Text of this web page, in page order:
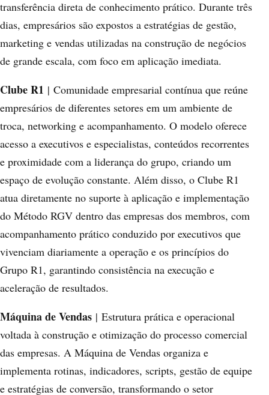
transferência direta de conhecimento prático. Durante três
dias, empresários são expostos a estratégias de gestão,
marketing e vendas utilizadas na construção de negócios
de grande escala, com foco em aplicação imediata.
Clube R1 | Comunidade empresarial contínua que reúne
empresários de diferentes setores em um ambiente de
troca, networking e acompanhamento. O modelo oferece
acesso a executivos e especialistas, conteúdos recorrentes
e proximidade com a liderança do grupo, criando um
espaço de evolução constante. Além disso, o Clube R1
atua diretamente no suporte à aplicação e implementação
do Método RGV dentro das empresas dos membros, com
acompanhamento prático conduzido por executivos que
vivenciam diariamente a operação e os princípios do
Grupo R1, garantindo consistência na execução e
aceleração de resultados.
Máquina de Vendas | Estrutura prática e operacional
voltada à construção e otimização do processo comercial
das empresas. A Máquina de Vendas organiza e
implementa rotinas, indicadores, scripts, gestão de equipe
e estratégias de conversão, transformando o setor